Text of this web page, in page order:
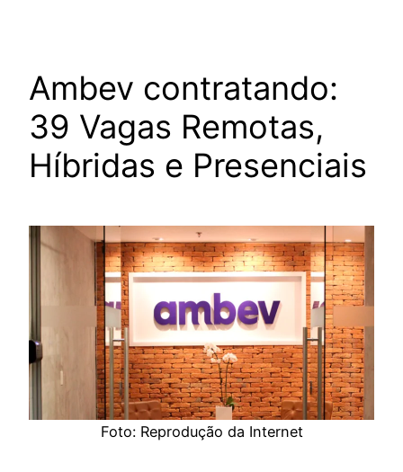
Ambev contratando:
39 Vagas Remotas,
Híbridas e Presenciais
Foto: Reprodução da Internet